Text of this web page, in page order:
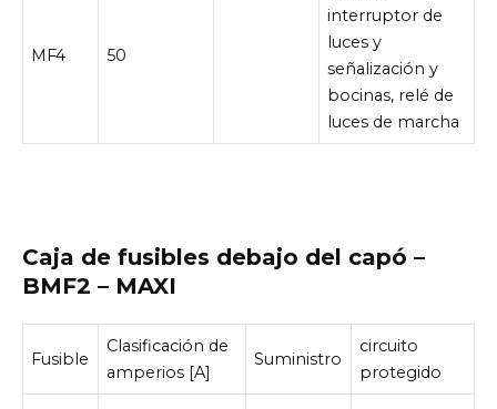
MF4 50
interruptor de
luces y
señalización y
bocinas, relé de
luces de marcha
Caja de fusibles debajo del capó –
BMF2 – MAXI
Fusible
Clasificación de
amperios [A]
Suministro
circuito
protegido